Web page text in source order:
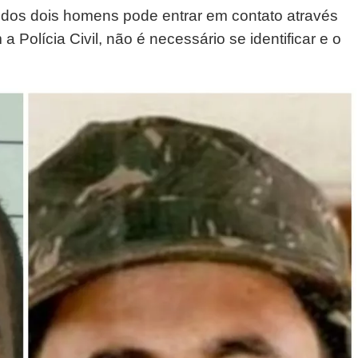
dois homens pode entrar em contato através
Polícia Civil, não é necessário se identificar e o